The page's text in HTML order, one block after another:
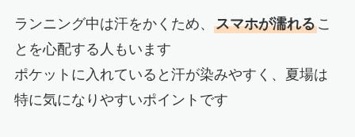
ランニング中は汗をかくため、 スマホが濡れるこ
とを心配する人もいます
ポケットに入れていると汗が染みやすく、夏場は
特に気になりやすいポイントです